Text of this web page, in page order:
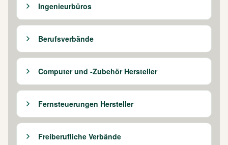
Ingenieurbüros
Berufsverbände
Computer und -Zubehör Hersteller
Fernsteuerungen Hersteller
Freiberufliche Verbände